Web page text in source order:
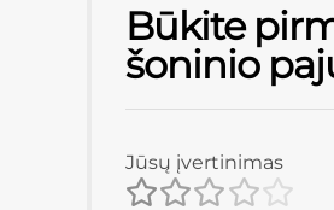
Būkite
šoninio
Jūsų įvertinimas